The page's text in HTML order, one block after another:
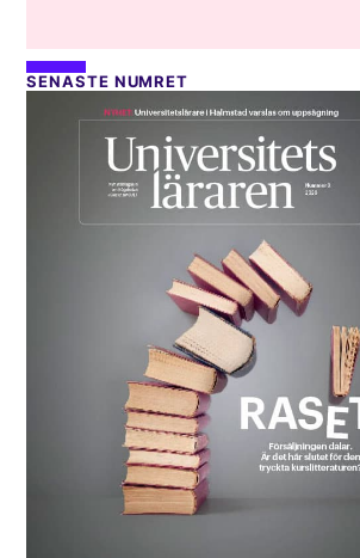
SENASTE NUMRET